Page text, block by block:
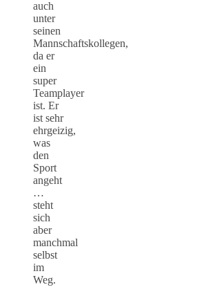
auch
unter
seinen
Mannschaftskollegen,
da er
ein
super
Teamplayer
ist. Er
ist sehr
ehrgeizig,
was
den
Sport
angeht
…
steht
sich
aber
manchmal
selbst
im
Weg.